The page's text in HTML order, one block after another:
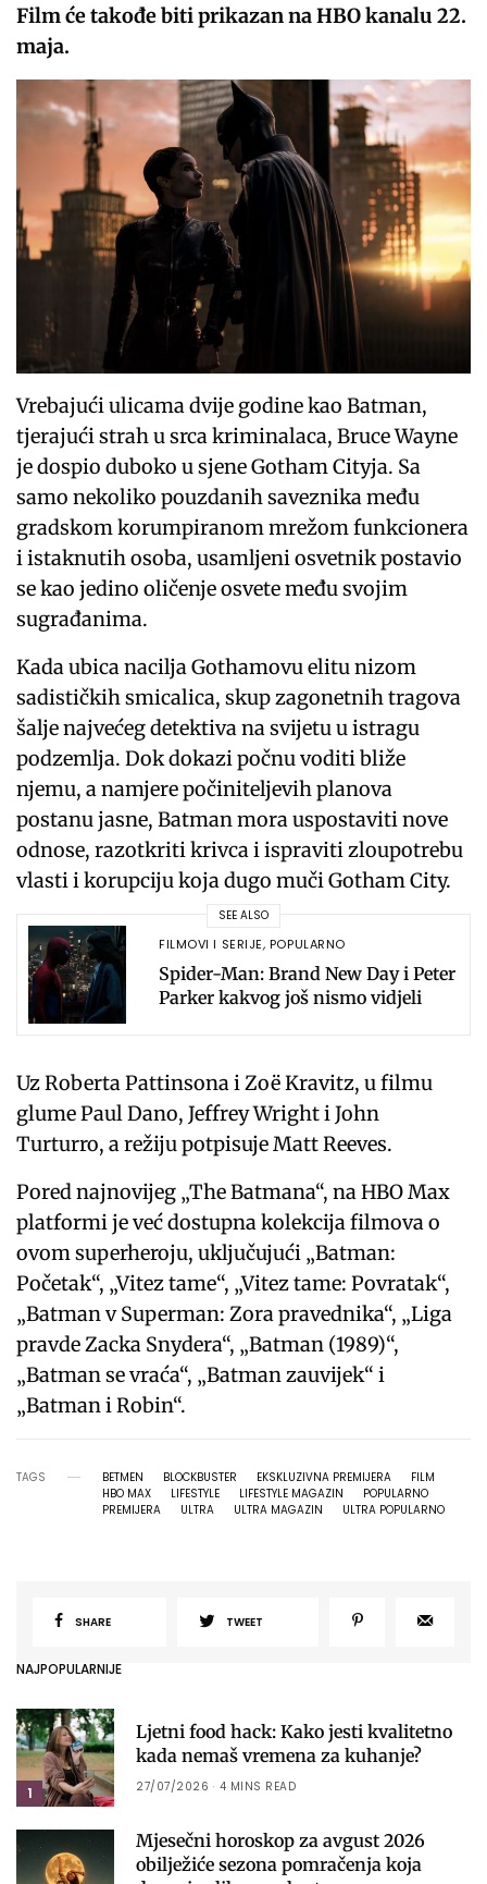
Film će takođe biti prikazan na HBO kanalu 22.
maja.
Vrebajući ulicama dvije godine kao Batman,
tjerajući strah u srca kriminalaca, Bruce Wayne
je dospio duboko u sjene Gotham Cityja. Sa
samo nekoliko pouzdanih saveznika među
gradskom korumpiranom mrežom funkcionera
i istaknutih osoba, usamljeni osvetnik postavio
se kao jedino oličenje osvete među svojim
sugrađanima.
Kada ubica nacilja Gothamovu elitu nizom
sadističkih smicalica, skup zagonetnih tragova
šalje najvećeg detektiva na svijetu u istragu
podzemlja. Dok dokazi počnu voditi bliže
njemu, a namjere počiniteljevih planova
postanu jasne, Batman mora uspostaviti nove
odnose, razotkriti krivca i ispraviti zloupotrebu
vlasti i korupciju koja dugo muči Gotham City.
SEE ALSO
FILMOVI I SERIJE, POPULARNO
Spider-Man: Brand New Day i Peter
Parker kakvog još nismo vidjeli
Uz Roberta Pattinsona i Zoë Kravitz, u filmu
glume Paul Dano, Jeffrey Wright i John
Turturro, a režiju potpisuje Matt Reeves.
Pored najnovijeg „The Batmana“, na HBO Max
platformi je već dostupna kolekcija filmova o
ovom superheroju, uključujući „Batman:
Početak“, „Vitez tame“, „Vitez tame: Povratak“,
„Batman v Superman: Zora pravednika“, „Liga
pravde Zacka Snydera“, „Batman (1989)“,
„Batman se vraća“, „Batman zauvijek“ i
„Batman i Robin“.
TAGS BETMEN BLOCKBUSTER EKSKLUZIVNA PREMIJERA
FILM
HBO MAX
LIFESTYLE LIFESTYLE MAGAZIN
POPULARNO
PREMIJERA
ULTRA ULTRA MAGAZIN ULTRA POPULARNO
SHARE TWEET
NAJPOPULARNIJE
1
Ljetni food hack: Kako jesti kvalitetno
kada nemaš vremena za kuhanje?
27/07/2026 4 MINS READ
Mjesečni horoskop za avgust 2026
obilježiće sezona pomračenja koja